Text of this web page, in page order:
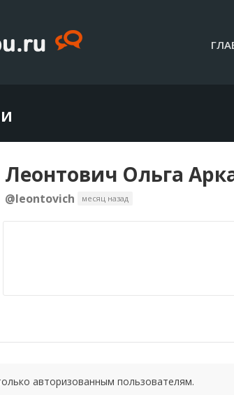
Леонтович Ольга
@leontovich месяц назад
авторизованным пользователям.